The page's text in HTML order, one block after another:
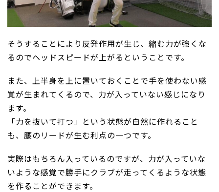
そうすることにより反発作用が生じ、縮む力が強くな
るのでヘッドスピードが上がるということです。
また、上半身を上に置いておくことで手を使わない感
覚が生まれてくるので、力が入っていない感じになり
ます。
「力を抜いて打つ」という状態が自然に作れること
も、腰のリードが生む利点の一つです。
実際はもちろん入っているのですが、力が入っていな
いような感覚で勝手にクラブが走ってくるような状態
を作ることができます。